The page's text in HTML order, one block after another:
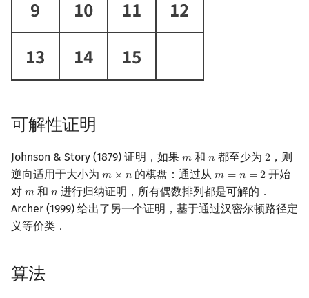
杜教筛
Min_25 筛
类欧几里德算法
Meissel–Lehmer 算法
连分数
霍夫曼树
图的匹配
Prüfer 序列
矩阵树定理
LGV 引理
最大团搜索算法
支配树
图上随机游走
可解性证明
Johnson & Story (1879) 证明，如果 𝑚
m 和𝑛
n 都至少为 2
2，则
逆向适用于大小为 𝑚 × 𝑛
m ×n 的棋盘：通过从𝑚 = 𝑛 = 2
m =n =2
开始
对 𝑚
m 和𝑛
n 进行归纳证明，所有偶数排列都是可解的．
Archer (1999) 给出了另一个证明，基于通过汉密尔顿路径定
义等价类．
算法